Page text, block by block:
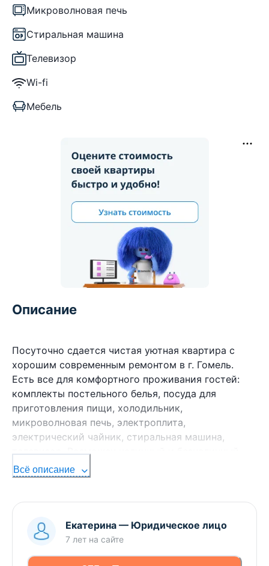
Микроволновая печь
Стиральная машина
Телевизор
Wi-fi
Мебель
Описание
Посуточно сдается чистая уютная квартира с
хорошим современным ремонтом в г. Гомель.
Есть все для комфортного проживания гостей:
комплекты постельного белья, посуда для
приготовления пищи, холодильник,
микроволновая печь, электроплита,
электрический чайник, стиральная машина,
телевизор. Возможен наличный и безналичный
расчет. Документы предоставляются.
Всё описание
Екатерина — Юридическое лицо
7 лет на сайте